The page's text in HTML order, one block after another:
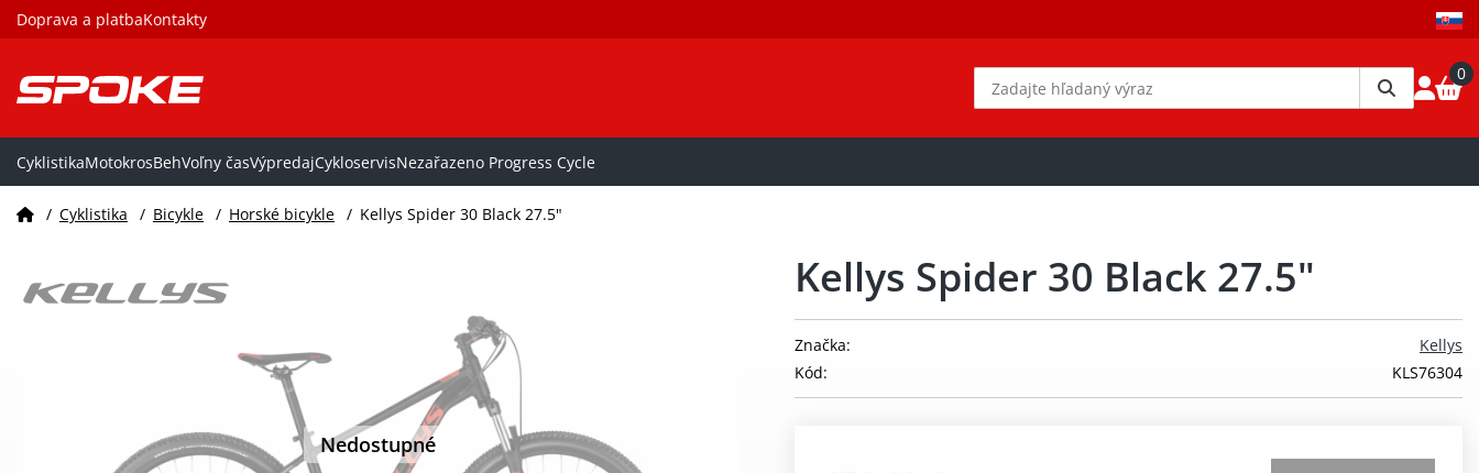
Doprava a platbaKontakty
0
CyklistikaMotokrosBehVoľny časVýpredajCykloservisNezařazeno Progress Cycle
/ Cyklistika / Bicykle / Horské bicykle / Kellys Spider 30 Black 27.5"
Nedostupné
Kellys Spider 30 Black 27.5"
Kellys
Značka:
KLS76304
Kód: